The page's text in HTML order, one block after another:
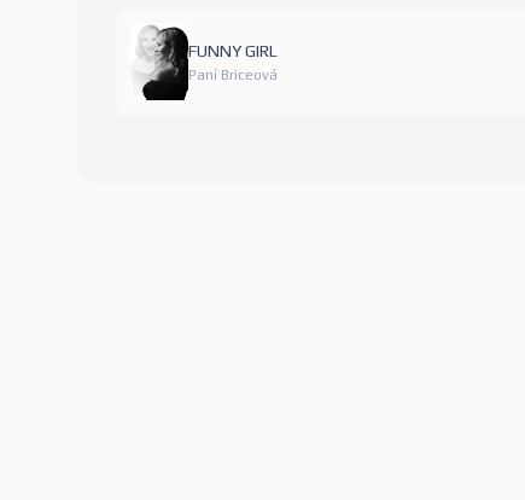
FUNNY GIRL
Paní Briceová